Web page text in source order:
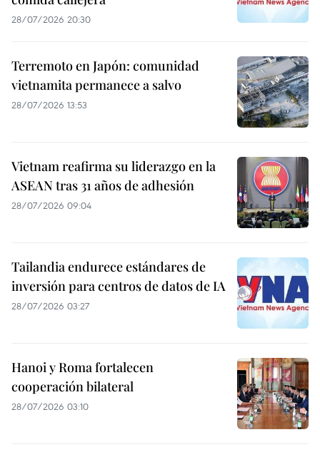
28/07/2026 20:30
Terremoto en Japón: comunidad
vietnamita permanece a salvo
28/07/2026 13:53
Vietnam reafirma su liderazgo en la
ASEAN tras 31 años de adhesión
28/07/2026 09:04
Tailandia endurece estándares de
inversión para centros de datos de IA
28/07/2026 03:27
Hanoi y Roma fortalecen
cooperación bilateral
28/07/2026 03:10